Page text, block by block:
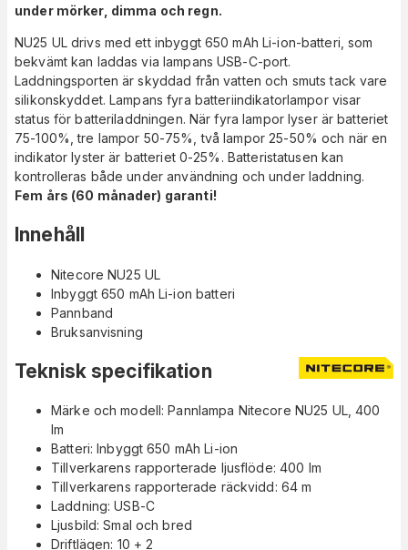
under mörker, dimma och regn.
NU25 UL drivs med ett inbyggt 650 mAh Li-ion-batteri, som
bekvämt kan laddas via lampans USB-C-port.
Laddningsporten är skyddad från vatten och smuts tack vare
silikonskyddet. Lampans fyra batteriindikatorlampor visar
status för batteriladdningen. När fyra lampor lyser är batteriet
75-100%, tre lampor 50-75%, två lampor 25-50% och när en
indikator lyster är batteriet 0-25%. Batteristatusen kan
kontrolleras både under användning och under laddning.
Fem års (60 månader) garanti!
Innehåll
Nitecore NU25 UL
Inbyggt 650 mAh Li-ion batteri
Pannband
Bruksanvisning
Teknisk specifikation
Märke och modell: Pannlampa Nitecore NU25 UL, 400
lm
Batteri: Inbyggt 650 mAh Li-ion
Tillverkarens rapporterade ljusflöde: 400 lm
Tillverkarens rapporterade räckvidd: 64 m
Laddning: USB-C
Ljusbild: Smal och bred
Driftlägen: 10 + 2